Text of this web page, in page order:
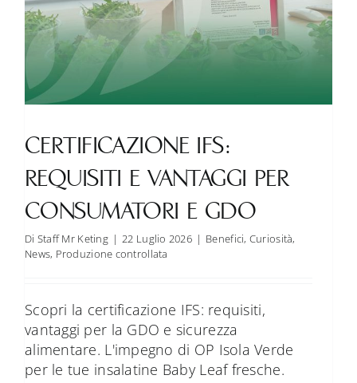
FAQ
Contatti
CERTIFICAZIONE IFS:
REQUISITI E VANTAGGI PER
CONSUMATORI E GDO
Di Staff Mr Keting | 22 Luglio 2026 | Benefici, Curiosità,
News, Produzione controllata
Scopri la certificazione IFS: requisiti,
vantaggi per la GDO e sicurezza
alimentare. L'impegno di OP Isola Verde
per le tue insalatine Baby Leaf fresche.